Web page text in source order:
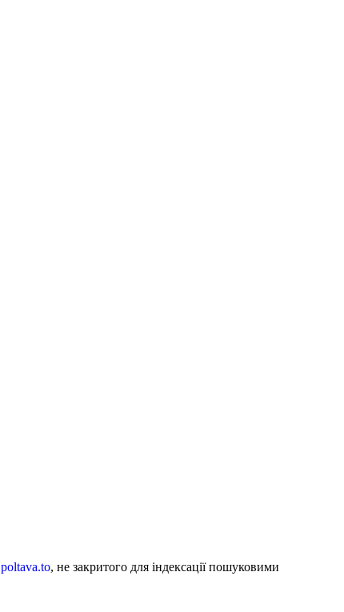
poltava.to, не закритого для індексації пошуковими